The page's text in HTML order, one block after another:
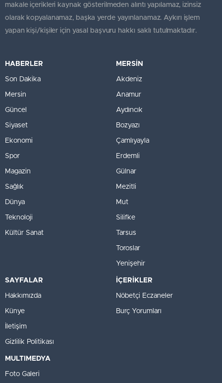
makale içerikleri kaynak gösterilmeden alıntı yapılamaz, izinsiz
olarak kopyalanamaz, başka yerde yayınlanamaz. Aykırı işlem
yapan kişi/kişiler için yasal başvuru hakkı saklı tutulmaktadır.
HABERLER
Son Dakika
Mersin
Güncel
Siyaset
Ekonomi
Spor
Magazin
Sağlık
Dünya
Teknoloji
Kültür Sanat
MERSİN
Akdeniz
Anamur
Aydıncık
Bozyazı
Çamlıyayla
Erdemli
Gülnar
Mezitli
Mut
Silifke
Tarsus
Toroslar
Yenişehir
SAYFALAR
Hakkımızda
Künye
İletişim
Gizlilik Politikası
İÇERİKLER
Nöbetçi Eczaneler
Burç Yorumları
MULTIMEDYA
Foto Galeri